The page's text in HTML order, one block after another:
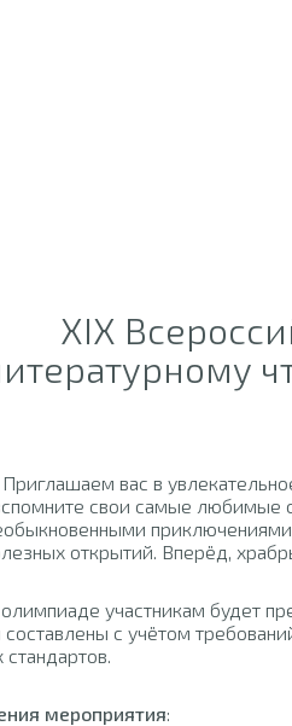
XIX
вас в
свои самые любимые
открытий. Вперёд,
участникам будет
составлены с учётом
мероприятия: